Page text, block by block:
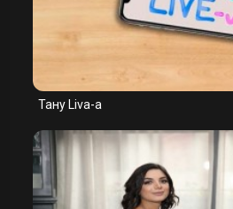
Тану Liva-а